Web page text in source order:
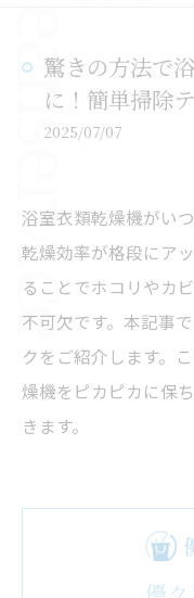
驚きの方法で
に！簡単掃除
2025/07/07
浴室衣類乾燥機がい
乾燥効率が格段にア
ることでホコリやカ
不可欠です。本記事
クをご紹介します。
燥機をピカピカに保
きます。